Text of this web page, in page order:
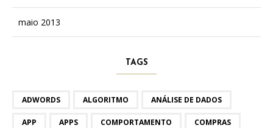
maio 2013
TAGS
ADWORDS ALGORITMO ANÁLISE DE DADOS
APP APPS COMPORTAMENTO COMPRAS